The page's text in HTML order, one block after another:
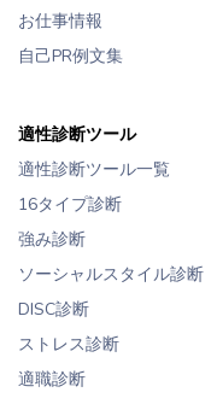
お仕事情報
自己PR例文集
適性診断ツール
適性診断ツール一覧
16タイプ診断
強み診断
ソーシャルスタイル診断
DISC診断
ストレス診断
適職診断